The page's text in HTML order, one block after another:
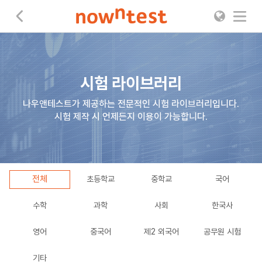
시험 라이브러리
나우앤테스트가 제공하는 전문적인 시험 라이브러리입니다.
시험 제작 시 언제든지 이용이 가능합니다.
전체 초등학교 중학교 국어
수학 과학 사회 한국사
영어 중국어 제2 외국어 공무원 시험
기타